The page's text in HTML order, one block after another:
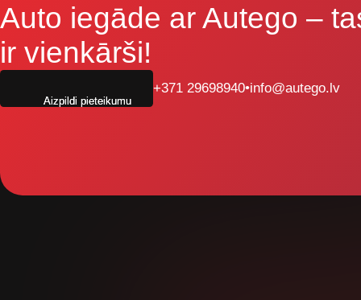
Auto iegāde ar Autego –
ir vienkārši!
+371 29698940•info@autego.lv